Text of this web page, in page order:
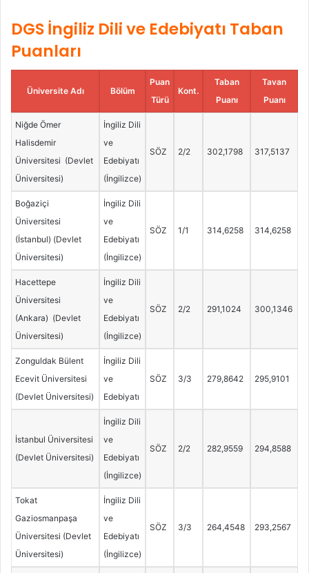
DGS İngiliz Dili ve Edebiyatı Taban
Puanları
Üniversite Adı Bölüm
Puan
Türü
Kont.
Taban
Puanı
Tavan
Puanı
Niğde Ömer
Halisdemir
Üniversitesi (Devlet
Üniversitesi)
İngiliz Dili
ve
Edebiyatı
(İngilizce)
SÖZ 2/2 302,1798 317,5137
Boğaziçi
Üniversitesi
(İstanbul) (Devlet
Üniversitesi)
İngiliz Dili
ve
Edebiyatı
(İngilizce)
SÖZ 1/1 314,6258 314,6258
Hacettepe
Üniversitesi
(Ankara) (Devlet
Üniversitesi)
İngiliz Dili
ve
Edebiyatı
(İngilizce)
SÖZ 2/2 291,1024 300,1346
Zonguldak Bülent
Ecevit Üniversitesi
(Devlet Üniversitesi)
İngiliz Dili
ve
Edebiyatı
SÖZ 3/3 279,8642 295,9101
İstanbul Üniversitesi
(Devlet Üniversitesi)
İngiliz Dili
ve
Edebiyatı
(İngilizce)
SÖZ 2/2 282,9559 294,8588
Tokat
Gaziosmanpaşa
Üniversitesi (Devlet
Üniversitesi)
İngiliz Dili
ve
Edebiyatı
(İngilizce)
SÖZ 3/3 264,4548 293,2567